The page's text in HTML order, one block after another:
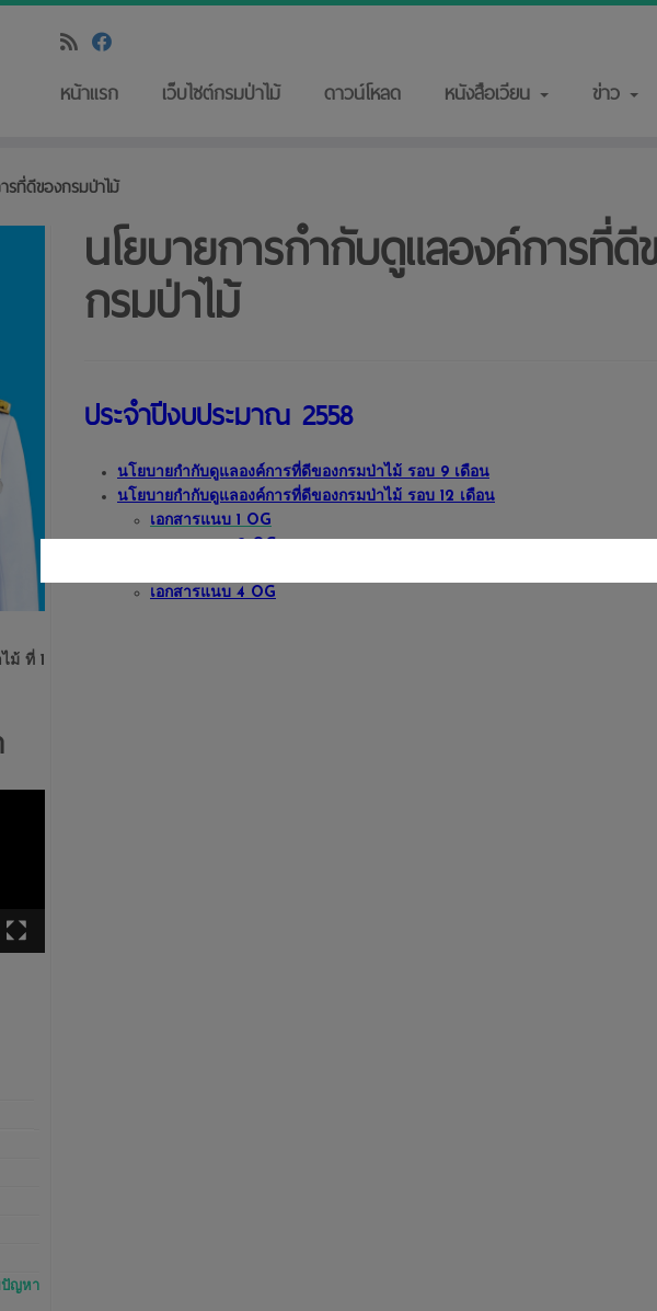
หน้าแรก เว็บไซต์กรมป่าไม้ ดาวน์โหลด หนังสือเวียน ข่าว
รที่ดีของกรมป่าไม้
ม้ ที่ 1
ปัญหา
นโยบายการกำกับดูแลองค์การที่ดี
กรมป่าไม้
ประจำปีงบประมาณ 2558
นโยบายกำกับดูแลองค์การที่ดีของกรมป่าไม้ รอบ 9 เดือน
นโยบายกำกับดูแลองค์การที่ดีของกรมป่าไม้ รอบ 12 เดือน
เอกสารแนบ 1 OG
เอกสารแนบ 4 OG